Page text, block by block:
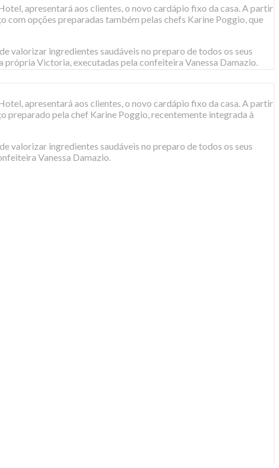
apresentará aos clientes, o novo cardápio fixo da casa. A partir
com opções preparadas também pelas chefs Karine Poggio, que
valorizar ingredientes saudáveis no preparo de todos os seus
Victoria, executadas pela confeiteira Vanessa Damazio.
apresentará aos clientes, o novo cardápio fixo da casa. A partir
preparado pela chef Karine Poggio, recentemente integrada à
valorizar ingredientes saudáveis no preparo de todos os seus
Vanessa Damazio.